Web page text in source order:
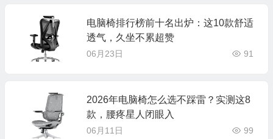
电脑椅排行榜前十名出炉：这10款舒适
透气，久坐不累超赞
06月23日 91
2026年电脑椅怎么选不踩雷？实测这8
款，腰疼星人闭眼入
06月11日 99